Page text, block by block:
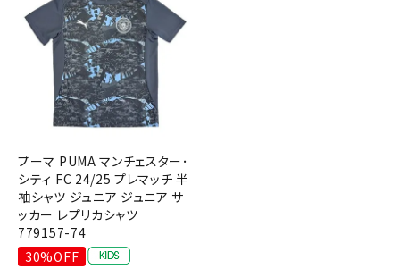
プーマ PUMA マンチェスター･
シティ FC 24/25 プレマッチ 半
袖シャツ ジュニア ジュニア サ
ッカー レプリカシャツ
779157-74
30%OFF